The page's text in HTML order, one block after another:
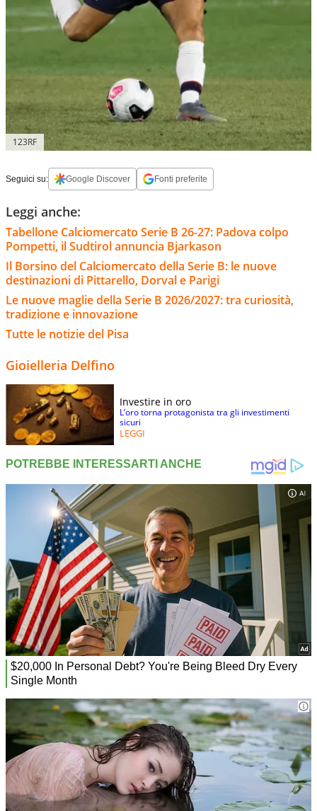
123RF
Seguici su: Google Discover Fonti preferite
Leggi anche:
Tabellone Calciomercato Serie B 26-27: Padova colpo
Pompetti, il Sudtirol annuncia Bjarkason
Il Borsino del Calciomercato della Serie B: le nuove
destinazioni di Pittarello, Dorval e Parigi
Le nuove maglie della Serie B 2026/2027: tra curiosità,
tradizione e innovazione
Tutte le notizie del Pisa
Gioielleria Delfino
Investire in oro
L’oro torna protagonista tra gli investimenti
sicuri
LEGGI